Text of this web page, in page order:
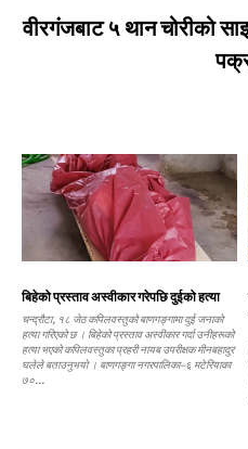
वीरगंजबाट ५ थान चोरीको
बिहेको प्रस्ताव अस्वीकार गरेपछि दुईको हत्या
चन्द्रौटा, १८ जेठ कपिलवस्तुको बाणगङ्गामा दुई जनाको
हत्या गरिएको छ । बिहेको प्रस्ताव अस्वीकार गर्दा उनीहरूको
हत्या भएको कपिलवस्तुका प्रहरी नायब उपरीक्षक मीनबहादुर
घलेले बताउनुभयो । बाणगङ्गा नगरपालिका–६ मटेरियाका
७०...